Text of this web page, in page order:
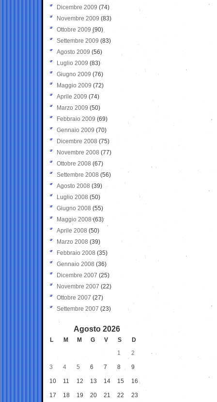
Dicembre 2009 (74)
Novembre 2009 (83)
Ottobre 2009 (90)
Settembre 2009 (83)
Agosto 2009 (56)
Luglio 2009 (83)
Giugno 2009 (76)
Maggio 2009 (72)
Aprile 2009 (74)
Marzo 2009 (50)
Febbraio 2009 (69)
Gennaio 2009 (70)
Dicembre 2008 (75)
Novembre 2008 (77)
Ottobre 2008 (67)
Settembre 2008 (56)
Agosto 2008 (39)
Luglio 2008 (50)
Giugno 2008 (55)
Maggio 2008(63)
Aprile 2008 (50)
Marzo 2008 (39)
Febbraio 2008 (35)
Gennaio 2008 (36)
Dicembre 2007 (25)
Novembre 2007 (22)
Ottobre 2007 (27)
Settembre 2007 (23)
Agosto 2026
L M M G V S
D
1
2
3 4 5 6 7 8 9
10 11 12 13 14 15 16
17 18 19 20 21 22 23